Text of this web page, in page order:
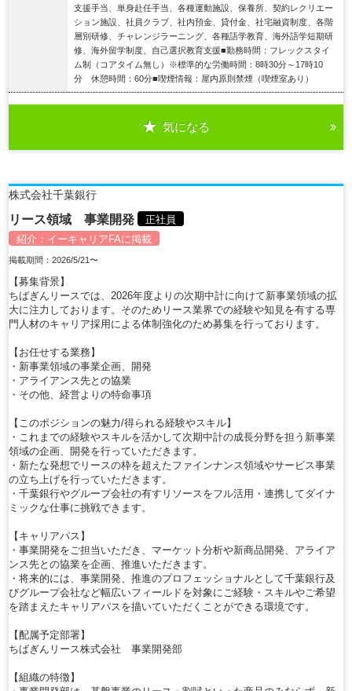
支援手当、単身赴任手当、各種運動施設、保養所、契約レクリエー
ション施設、社員クラブ、社内預金、貸付金、社宅融資制度、各階
層別研修、チャレンジラーニング、各種語学教育、海外語学短期研
修、海外留学制度、自己選択教育支援■勤務時間：フレックスタイ
ム制（コアタイム無し）※標準的な労働時間：8時30分～17時10
分 休憩時間：60分■喫煙情報：屋内原則禁煙（喫煙室あり）
気になる
株式会社千葉銀行
リース領域 事業開発
正社員
紹介： イーキャリアFAに掲載
掲載期間：2026/5/21〜
【募集背景】
ちばぎんリースでは、2026年度よりの次期中計に向けて新事業領域の拡
大に注力しております。そのためリース業界での経験や知見を有する専
門人材のキャリア採用による体制強化のため募集を行っております。
【お任せする業務】
・新事業領域の事業企画、開発
・アライアンス先との協業
・その他、経営よりの特命事項
【このポジションの魅力/得られる経験やスキル】
・これまでの経験やスキルを活かして次期中計の成長分野を担う新事業
領域の企画、開発を行っていただきます。
・新たな発想でリースの枠を超えたファインナンス領域やサービス事業
の立ち上げを行っていただきます。
・千葉銀行やグループ会社の有すリソースをフル活用・連携してダイナ
ミックな仕事に挑戦できます。
【キャリアパス】
・事業開発をご担当いただき、マーケット分析や新商品開発、アライア
ンス先との協業を企画、推進いただきます。
・将来的には、事業開発、推進のプロフェッショナルとして千葉銀行及
びグループ会社など幅広いフィールドを対象にご経験・スキルやご希望
を踏まえたキャリアパスを描いていただくことができる環境です。
【配属予定部署】
ちばぎんリース株式会社 事業開発部
【組織の特徴】